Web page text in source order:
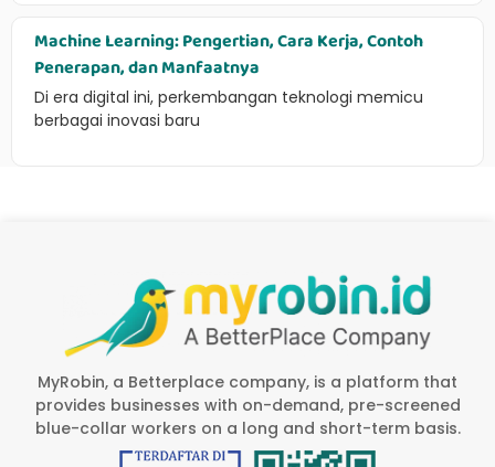
Machine Learning: Pengertian, Cara Kerja, Contoh
Penerapan, dan Manfaatnya
Di era digital ini, perkembangan teknologi memicu
berbagai inovasi baru
MyRobin, a Betterplace company, is a platform that
provides businesses with on-demand, pre-screened
blue-collar workers on a long and short-term basis.